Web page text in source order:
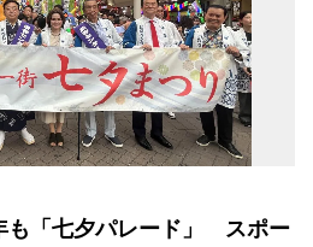
も「七夕パレード」 スポー